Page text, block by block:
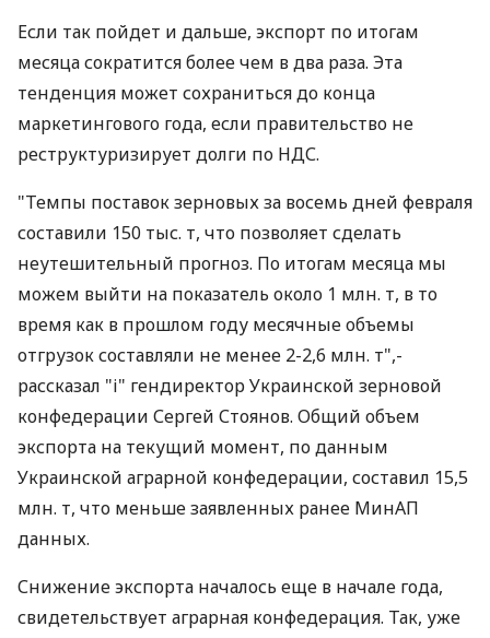
Если так пойдет и дальше, экспорт по итогам
месяца сократится более чем в два раза. Эта
тенденция может сохраниться до конца
маркетингового года, если правительство не
реструктуризирует долги по НДС.
"Темпы поставок зерновых за восемь дней февраля
составили 150 тыс. т, что позволяет сделать
неутешительный прогноз. По итогам месяца мы
можем выйти на показатель около 1 млн. т, в то
время как в прошлом году месячные объемы
отгрузок составляли не менее 2-2,6 млн. т",-
рассказал "i" гендиректор Украинской зерновой
конфедерации Сергей Стоянов. Общий объем
экспорта на текущий момент, по данным
Украинской аграрной конфедерации, составил 15,5
млн. т, что меньше заявленных ранее МинАП
данных.
Снижение экспорта началось еще в начале года,
свидетельствует аграрная конфедерация. Так, уже